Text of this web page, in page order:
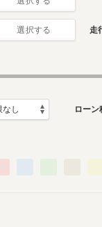
選択する 走
ローン